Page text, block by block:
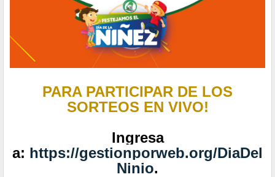
PARA PARTICIPAR DE LOS
SORTEOS EN VIVO!
Ingresa
a: https://gestionporweb.org/DiaDel
Ninio.